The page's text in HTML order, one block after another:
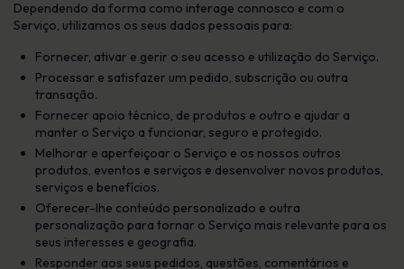
Dependendo da forma como interage connosco e com o
Serviço, utilizamos os seus dados pessoais para:
Fornecer, ativar e gerir o seu acesso e utilização do Serviço.
Processar e satisfazer um pedido, subscrição ou outra
transação.
Fornecer apoio técnico, de produtos e outro e ajudar a
manter o Serviço a funcionar, seguro e protegido.
Melhorar e aperfeiçoar o Serviço e os nossos outros
produtos, eventos e serviços e desenvolver novos produtos,
serviços e benefícios.
Oferecer-lhe conteúdo personalizado e outra
personalização para tornar o Serviço mais relevante para os
seus interesses e geografia.
Responder aos seus pedidos, questões, comentários e